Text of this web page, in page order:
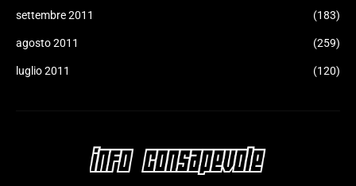
settembre 2011 (183)
agosto 2011 (259)
luglio 2011 (120)